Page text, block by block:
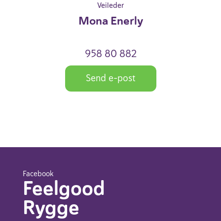
Veileder
Mona Enerly
958 80 882
Send e-post
Facebook
Feelgood
Rygge